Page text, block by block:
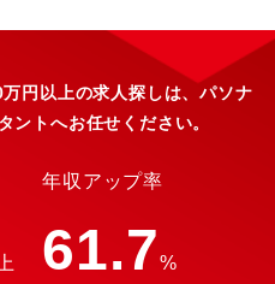
ロモーション推進【ポジショ
たり計測・制御・情報の技術を
たグローバル企業です。その中
線で活用される無線IIoTソリュ
ズの商品企画・市場展開を担っ
反映しながら認知度向上と価
方に縛られず、自らのアイデ
【募集背景/部門情報】CX事業戦
円以上の求人探しは、パソナ
ントへお任せください。
年収アップ率
61.7%